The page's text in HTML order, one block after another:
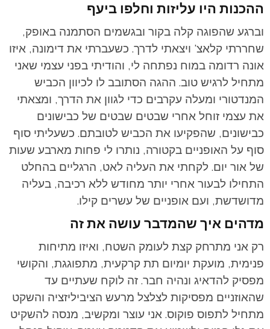
ההכנות היו עליזות וחלפו ביעף
וברגע שהפוגה קלה בקור ובגשמים הסתמנה באופק,
שחררתי קלאצ' ויצאתי לדרך. כשעברתי את דימונה, איזו
אונה רדומה במוח נפתחה לי, והודיתי בפני עצמי שאני
מתחיל לרגיש טוב. ההגה הסתובב לו לכיוון הכביש
המנדטורי ומעלה עקרבים כדי לגוון את הדרך, ומצאתי
את עצמי זוחל אחרי שבטים שבטים של כבישונים
כבישונים, שהפקיעו את הכביש לטובתם. כשעליתי סוף
סוף על האופניים בקטורה, נותרו לי פחות מארבע שעות
של אור יום. לקחתי את העליה לאט, הרגליים בהחלט
התחילו לבעור אחרי יותר מחודש ללא רכיבה, בעליה
מדושדשת, ועם אופניים של עשרים קילו.
מדהים איך שהמדבר עושה את זה
רק אני מתרחק קצת לעומק השטח, ואיזו מתיחות
פנימית, מועקת יומיום תת קרקעית, מתפוגגת, והקושי
מפסיק להדאיג ונהיה חבר. זה לוקח שעתיים עד
שהאוזניים מפסיקות לצלצל מרעש הציביליזציה והשקט
מתחיל לתפוס פוקוס. אני עוצר ומקשיב, מנסה להשקיט